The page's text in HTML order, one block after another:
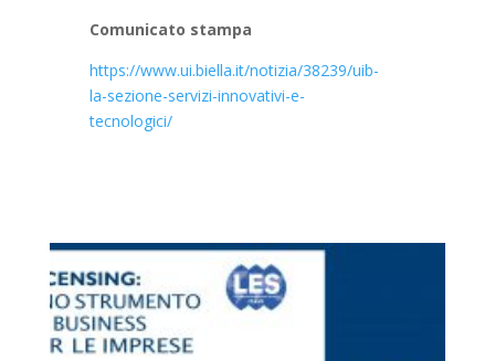
Comunicato stampa
https://www.ui.biella.it/notizia/38239/uib-
la-sezione-servizi-innovativi-e-
tecnologici/